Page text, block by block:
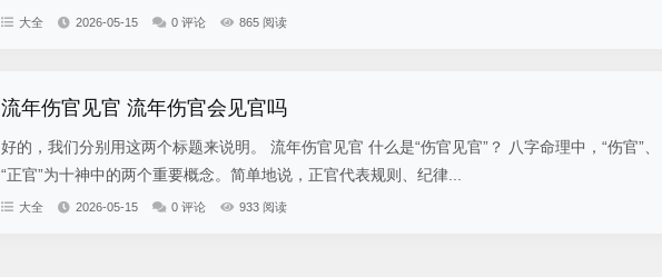
大全 2026-05-15 0 评论 865 阅读
流年伤官见官 流年伤官会见官吗
好的，我们分别用这两个标题来说明。 流年伤官见官 什么是“伤官见官”？ 八字命理中，“伤官”、
“正官”为十神中的两个重要概念。简单地说，正官代表规则、纪律...
大全 2026-05-15 0 评论 933 阅读